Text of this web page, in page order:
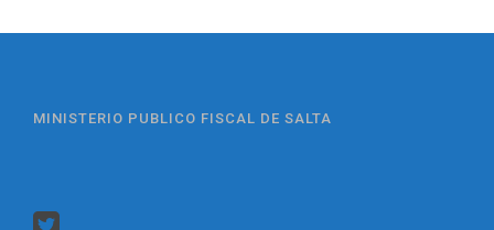
MINISTERIO PUBLICO FISCAL DE SALTA